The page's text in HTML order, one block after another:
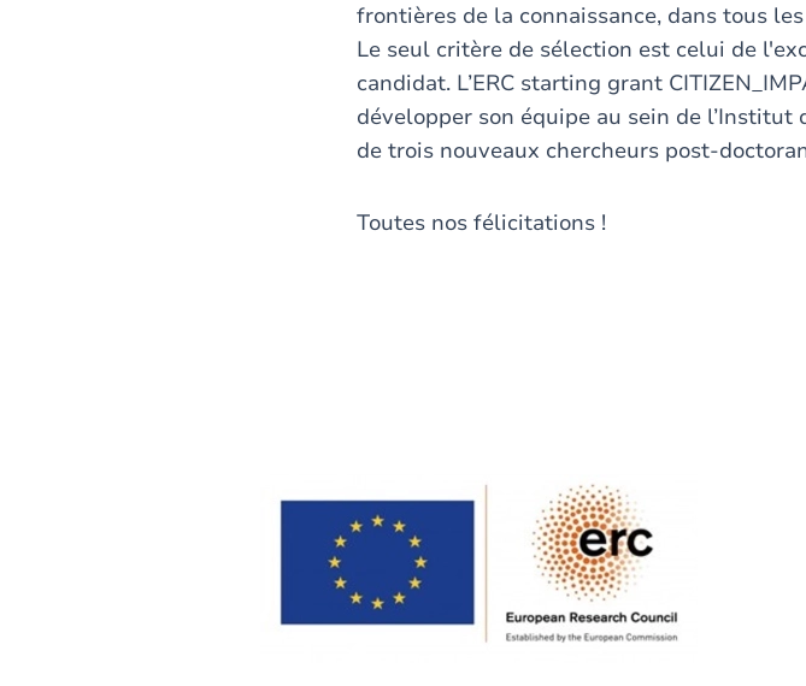
frontières de la connaissance, dans tous
Le seul critère de sélection est celui de
candidat. L’ERC starting grant
développer son équipe au sein de
de trois nouveaux chercheurs post-
Toutes nos félicitations !